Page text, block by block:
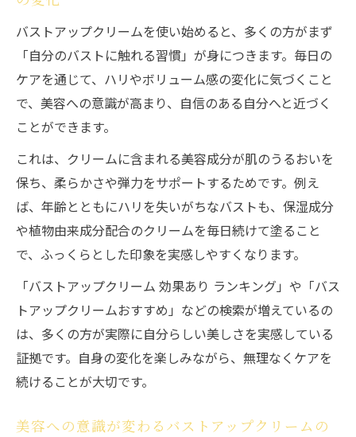
バストアップクリームを使い始めると、多くの方がまず
「自分のバストに触れる習慣」が身につきます。毎日の
ケアを通じて、ハリやボリューム感の変化に気づくこと
で、美容への意識が高まり、自信のある自分へと近づく
ことができます。
これは、クリームに含まれる美容成分が肌のうるおいを
保ち、柔らかさや弾力をサポートするためです。例え
ば、年齢とともにハリを失いがちなバストも、保湿成分
や植物由来成分配合のクリームを毎日続けて塗ること
で、ふっくらとした印象を実感しやすくなります。
「バストアップクリーム 効果あり ランキング」や「バス
トアップクリームおすすめ」などの検索が増えているの
は、多くの方が実際に自分らしい美しさを実感している
証拠です。自身の変化を楽しみながら、無理なくケアを
続けることが大切です。
美容への意識が変わるバストアップクリームの